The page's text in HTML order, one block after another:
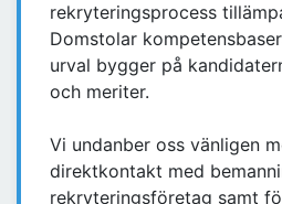
rekryteringsprocess
Domstolar
urval bygger på
och meriter.
Vi undanber oss vänligen
direktkontakt med
rekryteringsföretag samt